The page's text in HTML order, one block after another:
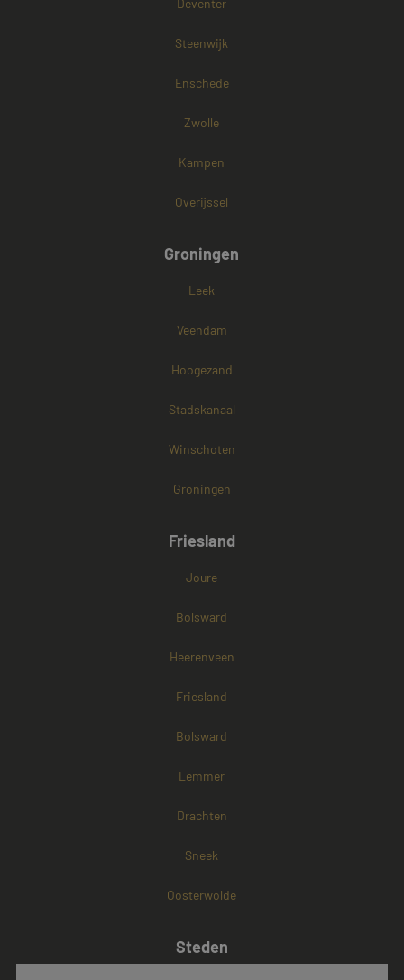
Deventer
Steenwijk
Enschede
Zwolle
Kampen
Overijssel
Groningen
Leek
Veendam
Hoogezand
Stadskanaal
Winschoten
Groningen
Friesland
Joure
Bolsward
Heerenveen
Friesland
Bolsward
Lemmer
Drachten
Sneek
Oosterwolde
Steden